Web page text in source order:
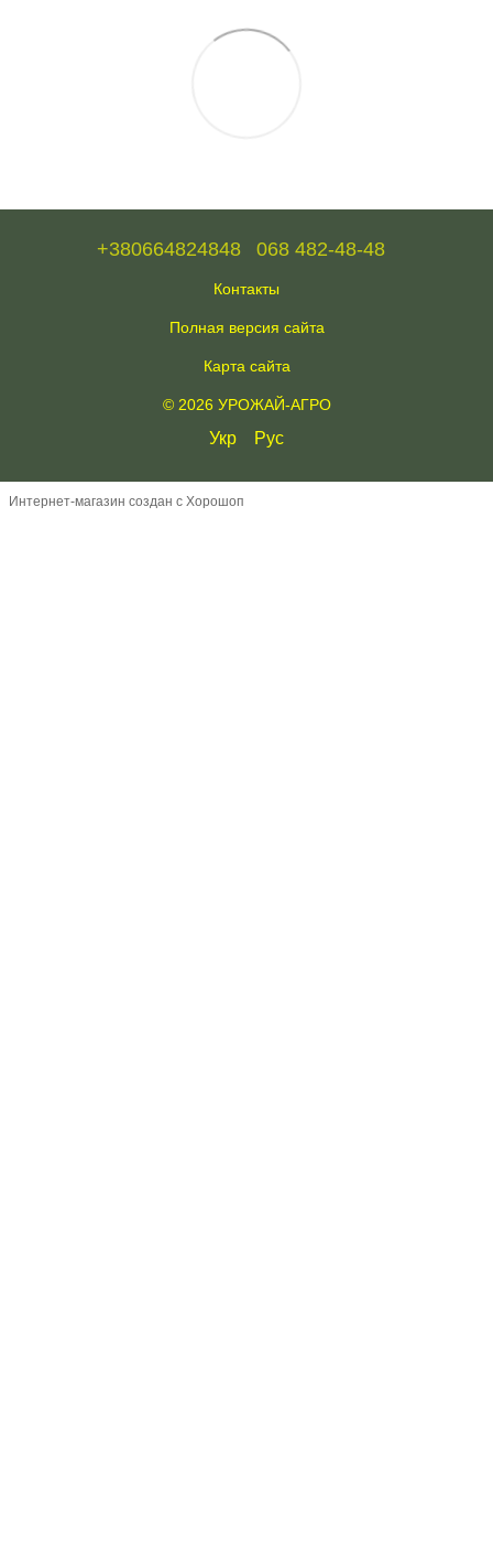
+380664824848 068 482-48-48
Контакты
Полная версия сайта
Карта сайта
© 2026 УРОЖАЙ-АГРО
Укр Рус
Интернет-магазин создан с Хорошоп